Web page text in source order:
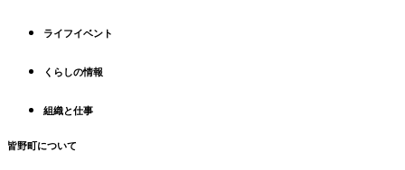
ライフイベント
くらしの情報
組織と仕事
皆野町について